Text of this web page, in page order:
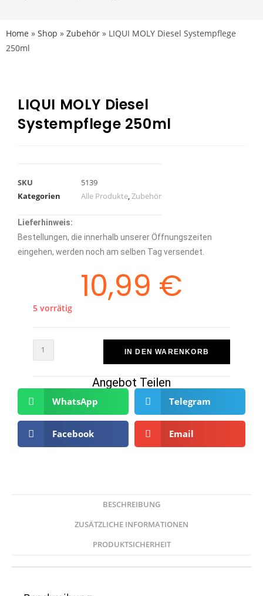
Home » Shop » Zubehör » LIQUI MOLY Diesel Systempflege
250ml
LIQUI MOLY Diesel
Systempflege 250ml
SKU
5139
Kategorien
Alle Produkte,Zubehör
Lieferhinweis:
Bestellungen, die innerhalb unserer Öffnungszeiten
eingehen, werden noch am selben Tag versendet.
10,99 €
5 vorrätig
IN DEN WARENKORB
Angebot Teilen
WhatsApp Telegram
Facebook Email
BESCHREIBUNG
ZUSÄTZLICHE INFORMATIONEN
PRODUKTSICHERHEIT